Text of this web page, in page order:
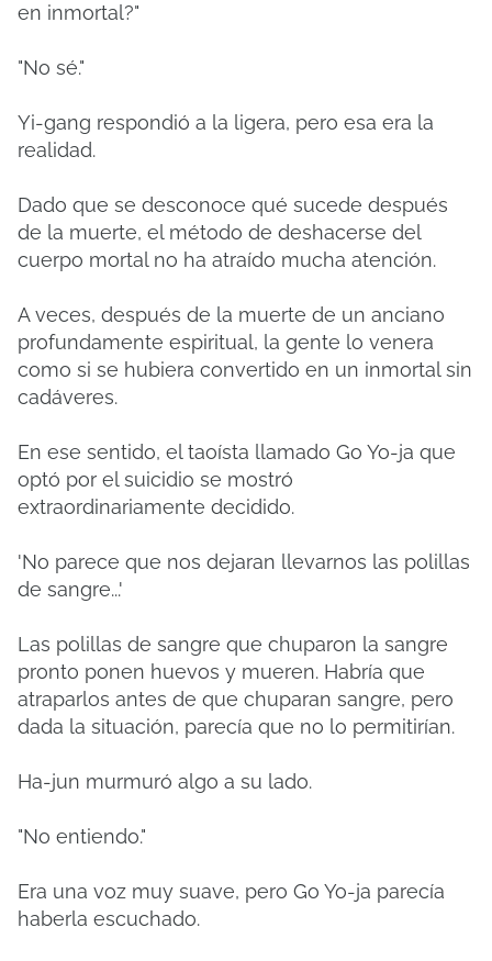
en inmortal?"
"No sé."
Yi-gang respondió a la ligera, pero esa era la
realidad.
Dado que se desconoce qué sucede después
de la muerte, el método de deshacerse del
cuerpo mortal no ha atraído mucha atención.
A veces, después de la muerte de un anciano
profundamente espiritual, la gente lo venera
como si se hubiera convertido en un inmortal sin
cadáveres.
En ese sentido, el taoísta llamado Go Yo-ja que
optó por el suicidio se mostró
extraordinariamente decidido.
'No parece que nos dejaran llevarnos las polillas
de sangre...'
Las polillas de sangre que chuparon la sangre
pronto ponen huevos y mueren. Habría que
atraparlos antes de que chuparan sangre, pero
dada la situación, parecía que no lo permitirían.
Ha-jun murmuró algo a su lado.
"No entiendo."
Era una voz muy suave, pero Go Yo-ja parecía
haberla escuchado.